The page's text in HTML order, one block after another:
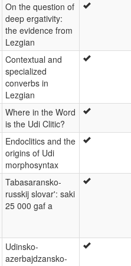
On the question of
deep ergativity:
the evidence from
Lezgian
Contextual and
specialized
converbs in
Lezgian
Where in the Word
is the Udi Clitic?
Endoclitics and the
origins of Udi
morphosyntax
Tabasaransko-
russkij slovar': saki
25 000 gaf a
Udinsko-
azerbajdzansko-